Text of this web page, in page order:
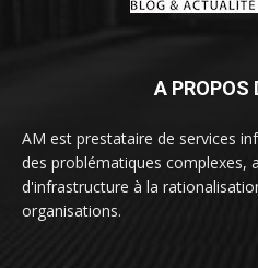
A PROPOS
AM est prestataire de services
des problématiques complexes,
d'infrastructure à la
organisations.